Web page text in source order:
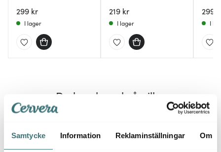
Samtycke Information Reklaminställningar Om
299 kr
I lager
219 kr
I lager
299
I
Du kanske också gillar
30% 30%